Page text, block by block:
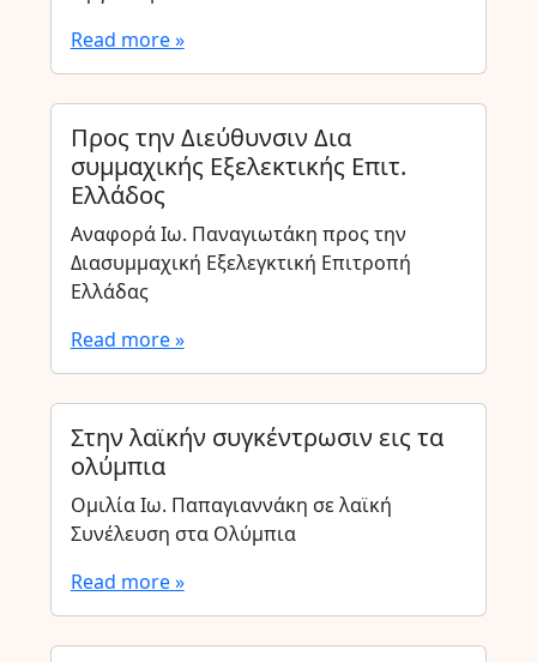
Read more »
Προς την Διεύθυνσιν Δια
συμμαχικής Εξελεκτικής Επιτ.
Ελλάδος
Αναφορά Ιω. Παναγιωτάκη προς την
Διασυμμαχική Εξελεγκτική Επιτροπή
Ελλάδας
Read more »
Στην λαϊκήν συγκέντρωσιν εις τα
ολύμπια
Ομιλία Ιω. Παπαγιαννάκη σε λαϊκή
Συνέλευση στα Ολύμπια
Read more »